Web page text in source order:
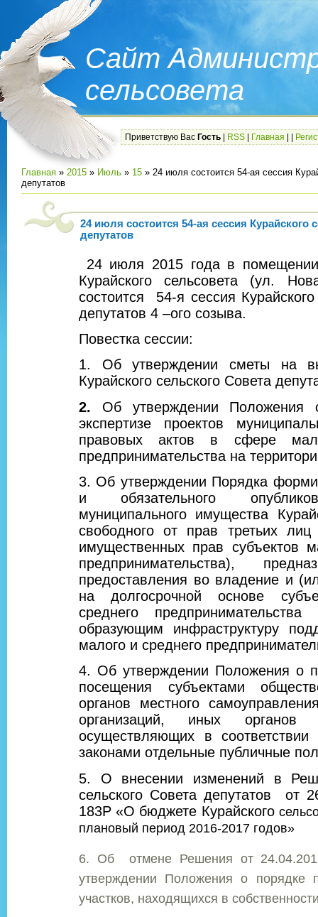
Сайт
сельсовета
Приветствую Вас Гость RSS Главная
Главная » 2015 » Июль » 15 » 24 июля состоится 54-ая сессия
депутатов
24 июля состоится 54-ая сессия Курайского
депутатов
24 июля 2015 года в
Курайского сельсовета (ул.
состоится 54-я сессия
депутатов 4 –ого созыва.
Повестка сессии:
1. Об утверждении сметы на
Курайского сельского Совета
2. Об утверждении Положения
экспертизе проектов
правовых актов в сфере
предпринимательства на
3. Об утверждении Порядка
и обязательного
муниципального имущества
свободного от прав третьих
имущественных прав субъектов
предпринимательства),
предоставления во владение и
на долгосрочной основе
среднего
образующим инфраструктуру
малого и среднего
4. Об утверждении Положения о
посещения субъектами
органов местного
организаций, иных органов
осуществляющих в
законами отдельные публичные
5. О внесении изменений в
сельского Совета депутатов
183Р «О бюджете Курайского
плановый период 2016-2017 годов»
6. Об отмене Решения от
утверждении Положения о порядке
участков, находящихся в